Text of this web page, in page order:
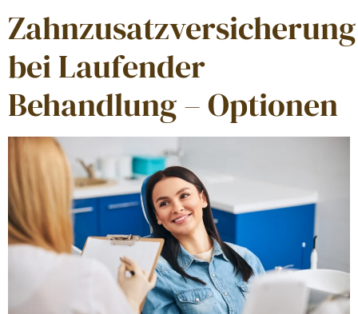
Zahnzusatzversicherung
bei Laufender
Behandlung – Optionen